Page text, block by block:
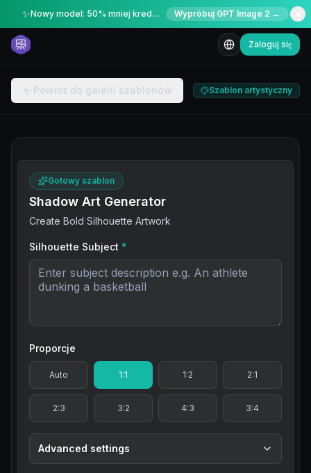
✨ Nowy model: 50% mniej kredytów przez ograniczony czas Wypróbuj GPT Image 2 →
Zaloguj się
Powrót do galerii szablonów Szablon artystyczny
Gotowy szablon
Shadow Art Generator
Create Bold Silhouette Artwork
Silhouette Subject *
Proporcje
Auto 1:1 1:2 2:1
2:3 3:2 4:3 3:4
Advanced settings